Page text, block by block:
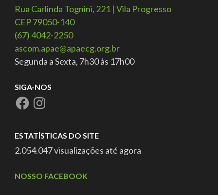
Rua Carlinda Tognini, 221 | Vila Progresso
CEP 79050-140
(67) 4042-2250
ascom.apae@apaecg.org.br
Segunda a Sexta, 7h30 às 17h00
SIGA-NOS
ESTATÍSTICAS DO SITE
2.054.047 visualizações até agora
NOSSO FACEBOOK